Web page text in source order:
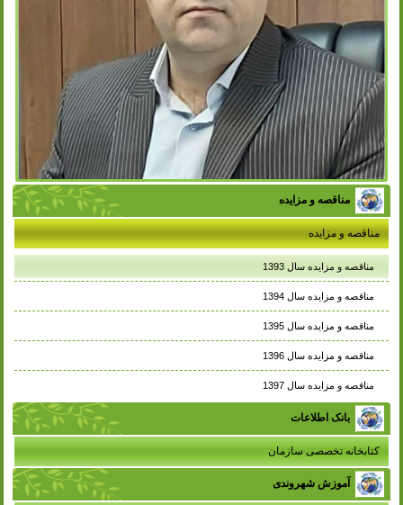
مناقصه و مزایده
مناقصه و مزایده
مناقصه و مزایده سال 1393
مناقصه و مزایده سال 1394
مناقصه و مزایده سال 1395
مناقصه و مزایده سال 1396
مناقصه و مزایده سال 1397
بانک اطلاعات
کتابخانه تخصصی سازمان
آموزش شهروندی